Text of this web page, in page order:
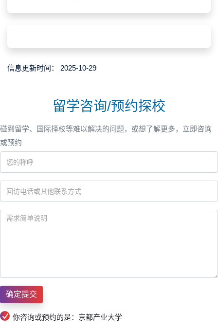
信息更新时间： 2025-10-29
留学咨询/预约探校
碰到留学、国际择校等难以解决的问题，或想了解更多，立即咨询
或预约
你咨询或预约的是：京都产业大学